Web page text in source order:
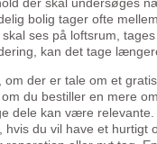
der skal undersøges
bolig tager ofte
ses på loftsrum,
kan det tage
der er tale om et
du bestiller en mere
dele kan være
hvis du vil have et hurtigt